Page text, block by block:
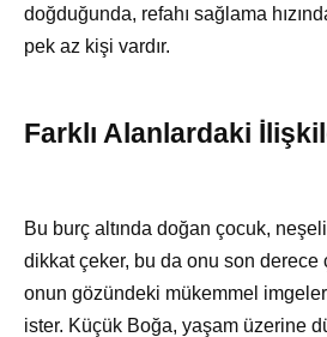
doğduğunda, refahı sağlama
pek az kişi vardır.
Farklı Alanlardaki
Bu burç altında doğan çocuk,
dikkat çeker, bu da onu son derece
onun gözündeki mükemmel
ister. Küçük Boğa, yaşam üzerine